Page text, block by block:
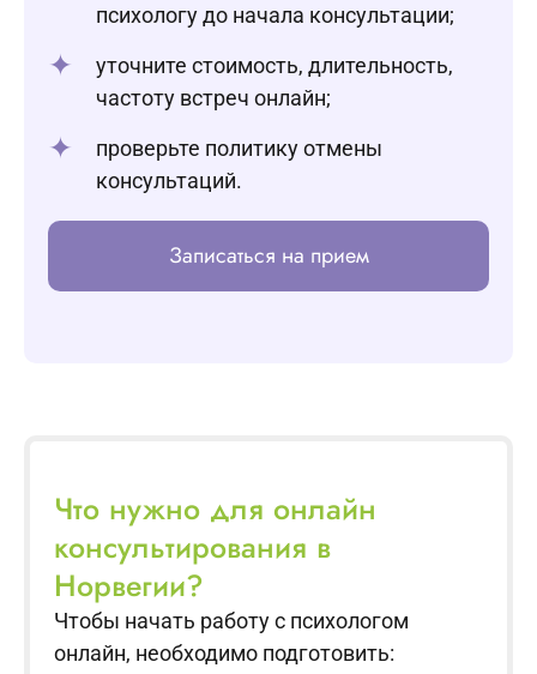
психологу до начала консультации;
уточните стоимость, длительность,
частоту встреч онлайн;
проверьте политику отмены
консультаций.
Записаться на прием
Что нужно для онлайн
консультирования в
Норвегии?
Чтобы начать работу с психологом
онлайн, необходимо подготовить: